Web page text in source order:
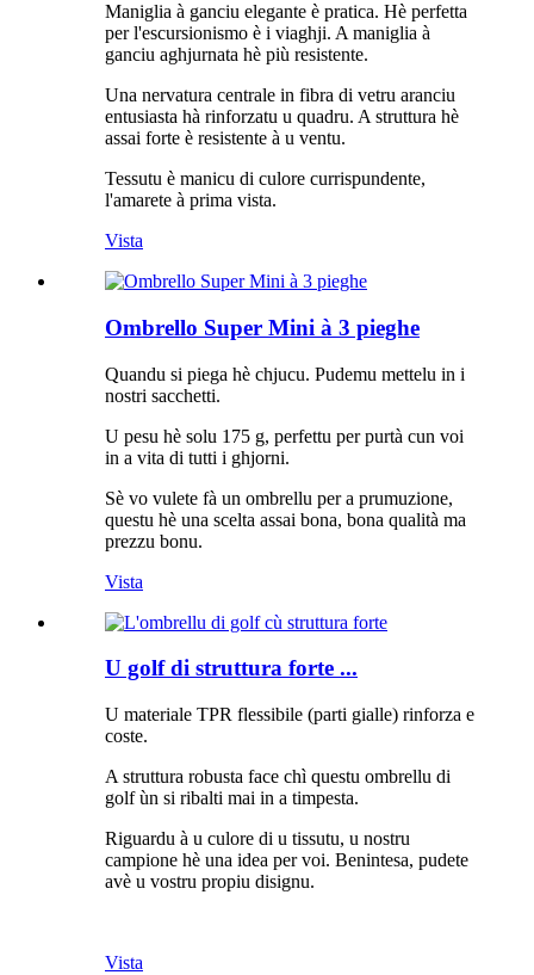
Maniglia à ganciu elegante è pratica. Hè perfetta
per l'escursionismo è i viaghji. A maniglia à
ganciu aghjurnata hè più resistente.
Una nervatura centrale in fibra di vetru aranciu
entusiasta hà rinforzatu u quadru. A struttura hè
assai forte è resistente à u ventu.
Tessutu è manicu di culore currispundente,
l'amarete à prima vista.
Vista
Ombrello Super Mini à 3 pieghe
Quandu si piega hè chjucu. Pudemu mettelu in i
nostri sacchetti.
U pesu hè solu 175 g, perfettu per purtà cun voi
in a vita di tutti i ghjorni.
Sè vo vulete fà un ombrellu per a prumuzione,
questu hè una scelta assai bona, bona qualità ma
prezzu bonu.
Vista
U golf di struttura forte ...
U materiale TPR flessibile (parti gialle) rinforza e
coste.
A struttura robusta face chì questu ombrellu di
golf ùn si ribalti mai in a timpesta.
Riguardu à u culore di u tissutu, u nostru
campione hè una idea per voi. Benintesa, pudete
avè u vostru propiu disignu.
Vista